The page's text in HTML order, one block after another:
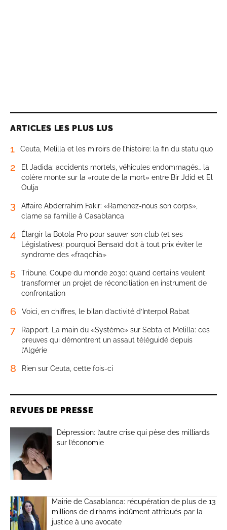
ARTICLES LES PLUS LUS
1 Ceuta, Melilla et les miroirs de l’histoire: la fin du statu quo
2
El Jadida: accidents mortels, véhicules endommagés… la
colère monte sur la «route de la mort» entre Bir Jdid et El
Oulja
3
Affaire Abderrahim Fakir: «Ramenez-nous son corps»,
clame sa famille à Casablanca
4
Élargir la Botola Pro pour sauver son club (et ses
Législatives): pourquoi Bensaïd doit à tout prix éviter le
syndrome des «fraqchia»
5
Tribune. Coupe du monde 2030: quand certains veulent
transformer un projet de réconciliation en instrument de
confrontation
6 Voici, en chiffres, le bilan d’activité d’Interpol Rabat
7
Rapport. La main du «Système» sur Sebta et Melilla: ces
preuves qui démontrent un assaut téléguidé depuis
l’Algérie
8 Rien sur Ceuta, cette fois-ci
REVUES DE PRESSE
Dépression: l’autre crise qui pèse des milliards
sur l’économie
Mairie de Casablanca: récupération de plus de 13
millions de dirhams indûment attribués par la
justice à une avocate